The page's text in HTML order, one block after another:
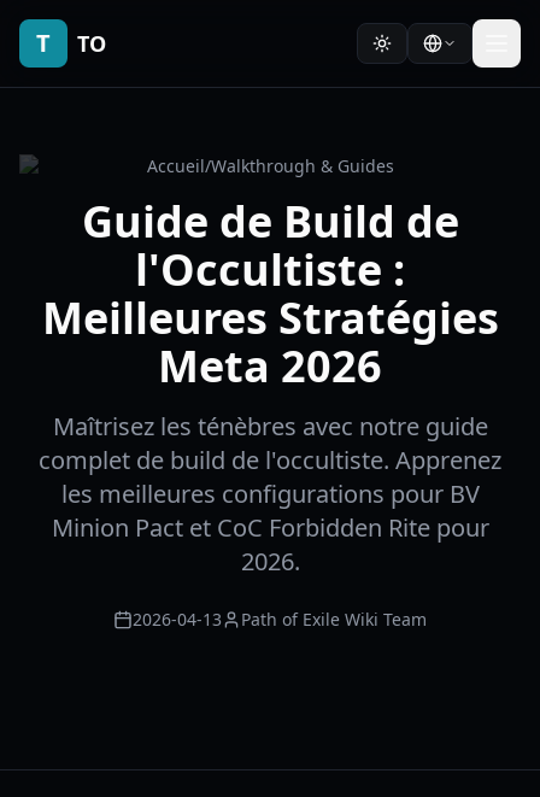
T TO
Accueil/Walkthrough & Guides
Guide de Build de
l'Occultiste :
Meilleures Stratégies
Meta 2026
Maîtrisez les ténèbres avec notre guide
complet de build de l'occultiste. Apprenez
les meilleures configurations pour BV
Minion Pact et CoC Forbidden Rite pour
2026.
2026-04-13 Path of Exile Wiki Team